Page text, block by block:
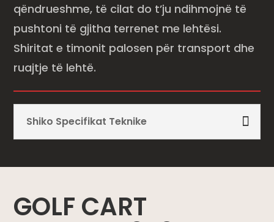
qëndrueshme, të cilat do t’ju ndihmojnë të
pushtoni të gjitha terrenet me lehtësi.
Shiritat e timonit palosen për transport dhe
ruajtje të lehtë.
Shiko Specifikat Teknike
GOLF CART